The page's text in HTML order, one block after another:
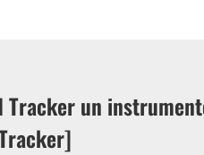
un